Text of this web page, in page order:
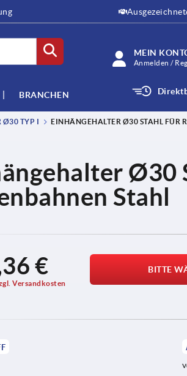
MEIN
Anmelden /
BRANCHEN
Ø30 TYP I EINHÄNGEHALTER Ø30 STAHL FÜR
Ø30
Stahl
€
Versandkosten
BITTE